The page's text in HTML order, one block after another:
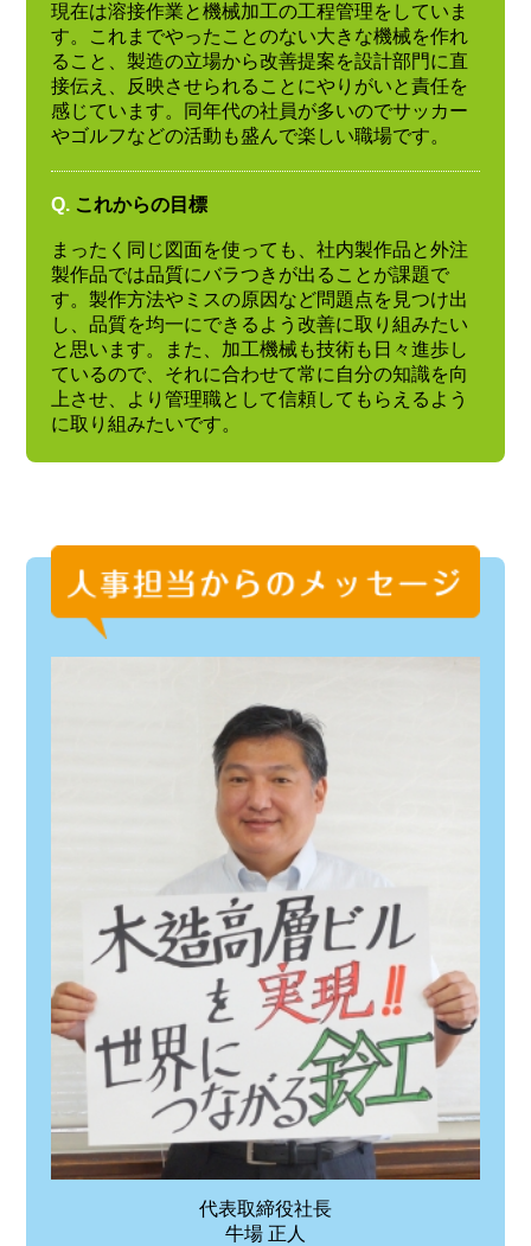
現在は溶接作業と機械加工の工程管理をしていま
す。これまでやったことのない大きな機械を作れ
ること、製造の立場から改善提案を設計部門に直
接伝え、反映させられることにやりがいと責任を
感じています。同年代の社員が多いのでサッカー
やゴルフなどの活動も盛んで楽しい職場です。
Q. これからの目標
まったく同じ図面を使っても、社内製作品と外注
製作品では品質にバラつきが出ることが課題で
す。製作方法やミスの原因など問題点を見つけ出
し、品質を均一にできるよう改善に取り組みたい
と思います。また、加工機械も技術も日々進歩し
ているので、それに合わせて常に自分の知識を向
上させ、より管理職として信頼してもらえるよう
に取り組みたいです。
代表取締役社長
牛場 正人